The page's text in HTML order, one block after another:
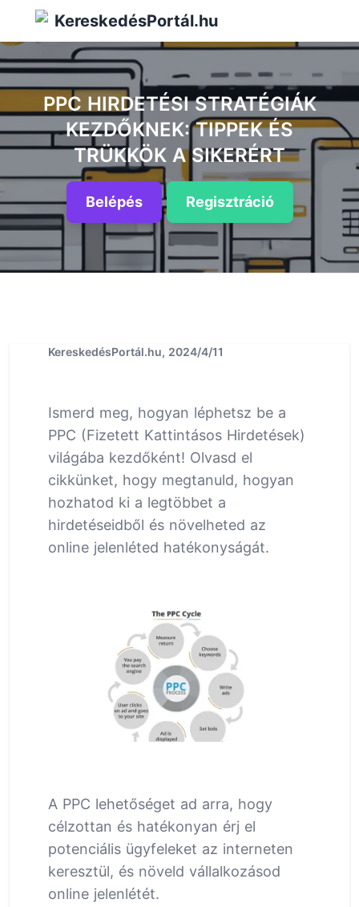
KereskedésPortál.hu
PPC HIRDETÉSI STRATÉGIÁK
KEZDŐKNEK: TIPPEK ÉS
TRÜKKÖK A SIKERÉRT
Belépés Regisztráció
KereskedésPortál.hu, 2024/4/11
Ismerd meg, hogyan léphetsz be a
PPC (Fizetett Kattintásos Hirdetések)
világába kezdőként! Olvasd el
cikkünket, hogy megtanuld, hogyan
hozhatod ki a legtöbbet a
hirdetéseidből és növelheted az
online jelenléted hatékonyságát.
A PPC lehetőséget ad arra, hogy
célzottan és hatékonyan érj el
potenciális ügyfeleket az interneten
keresztül, és növeld vállalkozásod
online jelenlétét.